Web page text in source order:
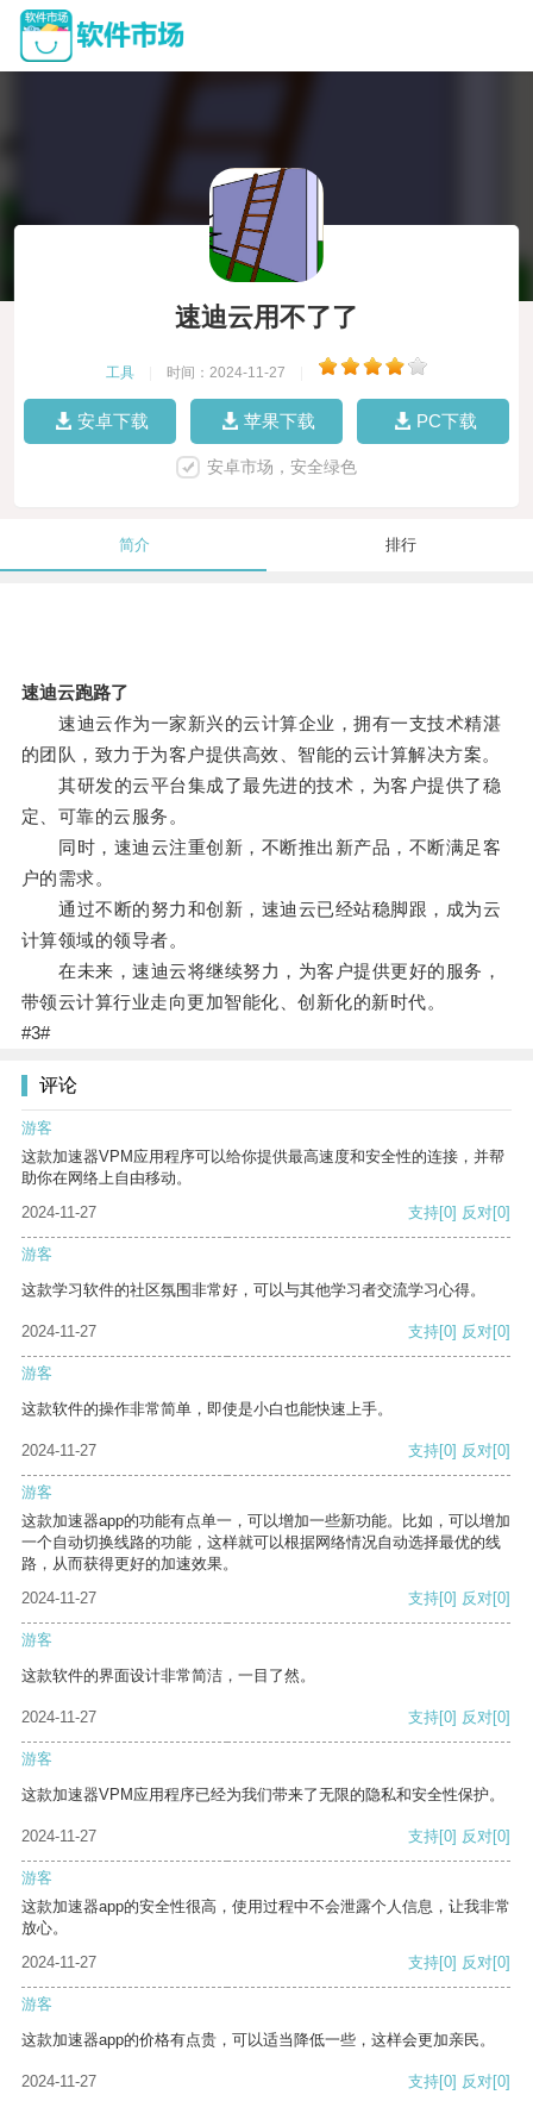
速迪云用不了了
工具 时间：2024-11-27
安卓下载 苹果下载 PC下载
安卓市场，安全绿色
简介 排行
速迪云跑路了
速迪云作为一家新兴的云计算企业，拥有一支技术精湛
的团队，致力于为客户提供高效、智能的云计算解决方案。
其研发的云平台集成了最先进的技术，为客户提供了稳
定、可靠的云服务。
同时，速迪云注重创新，不断推出新产品，不断满足客
户的需求。
通过不断的努力和创新，速迪云已经站稳脚跟，成为云
计算领域的领导者。
在未来，速迪云将继续努力，为客户提供更好的服务，
带领云计算行业走向更加智能化、创新化的新时代。
#3#
评论
游客
这款加速器VPM应用程序可以给你提供最高速度和安全性的连接，并帮
助你在网络上自由移动。
2024-11-27
支持[0] 反对[0]
游客
这款学习软件的社区氛围非常好，可以与其他学习者交流学习心得。
2024-11-27 支持[0] 反对[0]
游客
这款软件的操作非常简单，即使是小白也能快速上手。
2024-11-27 支持[0] 反对[0]
游客
这款加速器app的功能有点单一，可以增加一些新功能。比如，可以增加
一个自动切换线路的功能，这样就可以根据网络情况自动选择最优的线
路，从而获得更好的加速效果。
2024-11-27
支持[0] 反对[0]
游客
这款软件的界面设计非常简洁，一目了然。
2024-11-27 支持[0] 反对[0]
游客
这款加速器VPM应用程序已经为我们带来了无限的隐私和安全性保护。
2024-11-27 支持[0] 反对[0]
游客
这款加速器app的安全性很高，使用过程中不会泄露个人信息，让我非常
放心。
2024-11-27
支持[0] 反对[0]
游客
这款加速器app的价格有点贵，可以适当降低一些，这样会更加亲民。
2024-11-27 支持[0] 反对[0]